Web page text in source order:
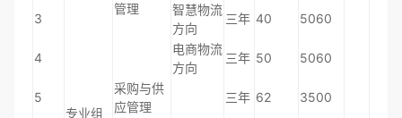
专业组
管理
3
智慧物流
方向
三年 40 5060
4
电商物流
方向
三年 50 5060
5
采购与供
应管理
三年 62 3500